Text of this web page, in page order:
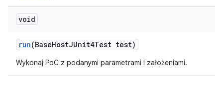
void
run(BaseHostJUnit4Test test)
Wykonaj PoC z podanymi parametrami i założeniami.